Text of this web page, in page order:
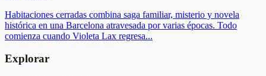
Habitaciones cerradas combina saga familiar, misterio y novela
histórica en una Barcelona atravesada por varias épocas. Todo
comienza cuando Violeta Lax regresa...
Explorar